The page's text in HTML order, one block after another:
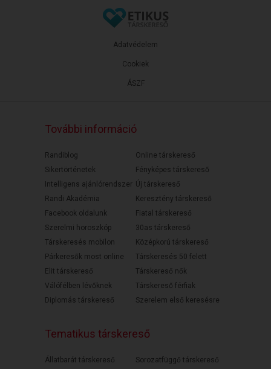
ÁSZF
Adatvédelem
Cookiek
További információ
Randiblog
Sikertörténetek
Intelligens ajánlórendszer
Randi Akadémia
Facebook oldalunk
Szerelmi horoszkóp
Társkeresés mobilon
Párkeresők most online
Elit társkereső
Válófélben lévőknek
Diplomás társkereső
Online társkereső
Fényképes társkereső
Új társkereső
Keresztény társkereső
Fiatal társkereső
30as társkereső
Középkorú társkereső
Társkeresés 50 felett
Társkereső nők
Társkereső férfiak
Szerelem első keresésre
Tematikus társkereső
Állatbarát társkereső
Sorozatfüggő társkereső